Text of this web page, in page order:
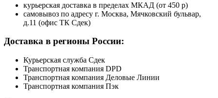
курьерская доставка в пределах МКАД (от 450 р)
самовывоз по адресу г. Москва, Мячковский бульвар,
д.11 (офис ТК Сдек)
Доставка в регионы России:
Курьерская служба Сдек
Транспортная компания DPD
Транспортная компания Деловые Линии
Транспортная компания Пэк